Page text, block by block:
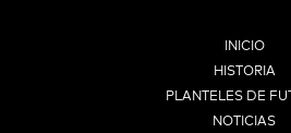
INICIO
HISTORIA
PLANTELES DE
NOTICIAS